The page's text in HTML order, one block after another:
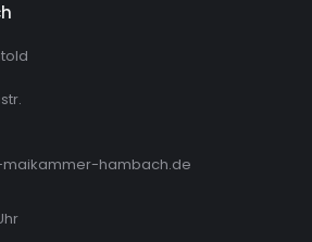
maikammer-hambach.de